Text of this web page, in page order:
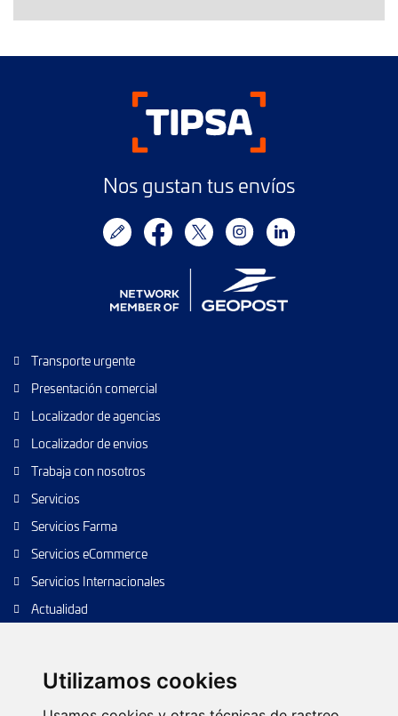
Utilizamos cookies
Nos gustan tus envíos
Transporte urgente
Presentación comercial
Localizador de agencias
Localizador de envios
Trabaja con nosotros
Servicios
Servicios Farma
Servicios eCommerce
Servicios Internacionales
Actualidad
Envíos de calidad